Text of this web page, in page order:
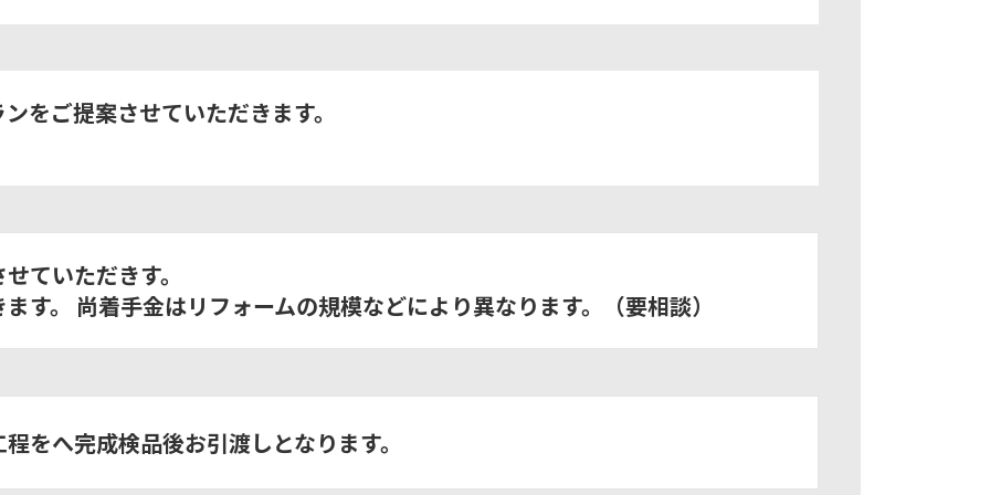
をご提案させていただきます。
ていただきす。
す。 尚着手金はリフォームの規模などにより異なります。（要相談）
をへ完成検品後お引渡しとなります。